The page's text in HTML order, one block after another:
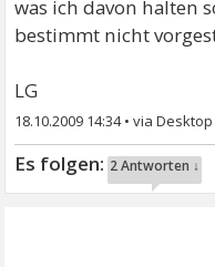
was ich davon halten
bestimmt nicht
LG
18.10.2009 14:34•
2 Antworten ↓